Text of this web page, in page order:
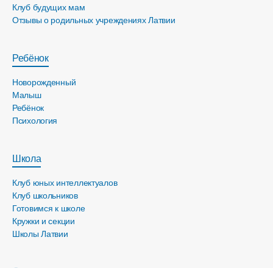
Клуб будущих мам
Отзывы о родильных учреждениях Латвии
Ребёнок
Новорожденный
Малыш
Ребёнок
Психология
Школа
Клуб юных интеллектуалов
Клуб школьников
Готовимся к школе
Кружки и секции
Школы Латвии